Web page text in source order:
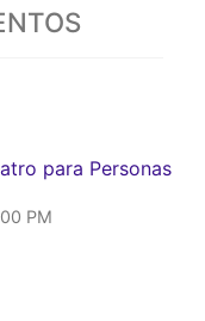
para Personas
PM